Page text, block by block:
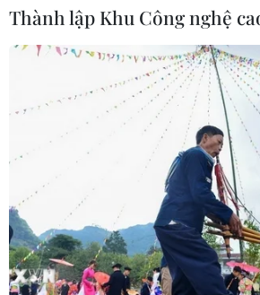
Thành lập Khu Công nghệ